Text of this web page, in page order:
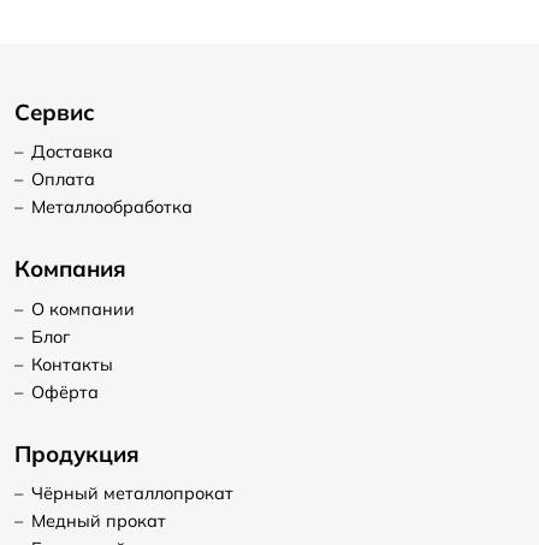
Сервис
– Доставка
– Оплата
– Металлообработка
Компания
– О компании
– Блог
– Контакты
– Офёрта
Продукция
– Чёрный металлопрокат
– Медный прокат